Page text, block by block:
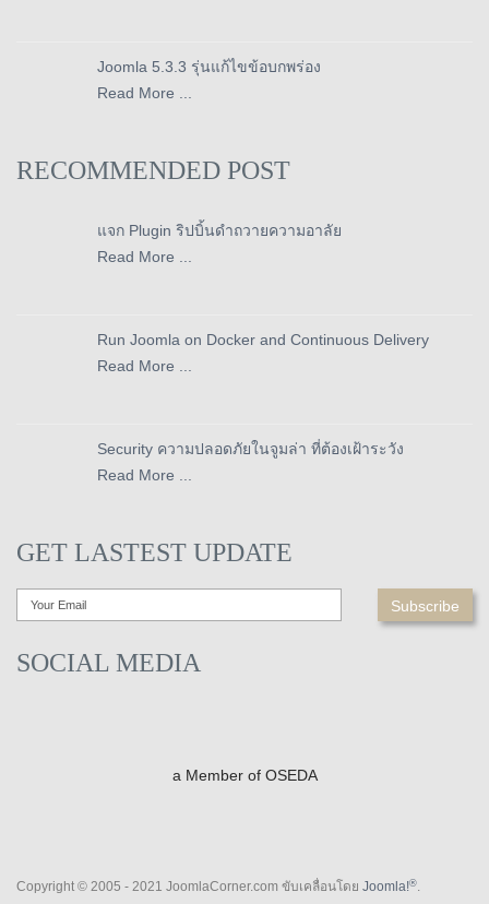
Joomla 5.3.3 รุ่นแก้ไขข้อบกพร่อง
Read More ...
RECOMMENDED POST
แจก Plugin ริปบิ้นดำถวายความอาลัย
Read More ...
Run Joomla on Docker and Continuous Delivery
Read More ...
Security ความปลอดภัยในจูมล่า ที่ต้องเฝ้าระวัง
Read More ...
GET LASTEST UPDATE
SOCIAL MEDIA
a Member of OSEDA
Copyright © 2005 - 2021 JoomlaCorner.com ขับเคลื่อนโดย Joomla!®.